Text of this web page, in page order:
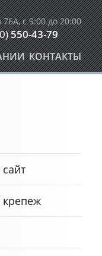
с 9:00 до 20:00
550-43-79
КОНТАКТЫ